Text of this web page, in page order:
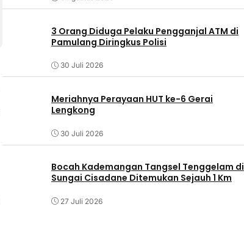
3 Orang Diduga Pelaku Pengganjal ATM di
Pamulang Diringkus Polisi
30 Juli 2026
Meriahnya Perayaan HUT ke-6 Gerai
Lengkong
30 Juli 2026
Bocah Kademangan Tangsel Tenggelam di
Sungai Cisadane Ditemukan Sejauh 1 Km
27 Juli 2026